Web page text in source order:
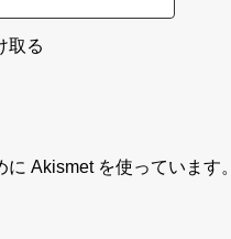
取る
Akismet を使っています。